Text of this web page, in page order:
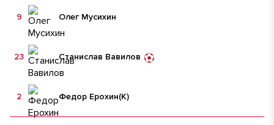
Олег Мусихин
9
Станислав Вавилов
23
Федор Ерохин(К)
2